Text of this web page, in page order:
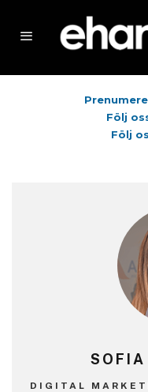
Följ
Följ
SOFIA
DIGITAL